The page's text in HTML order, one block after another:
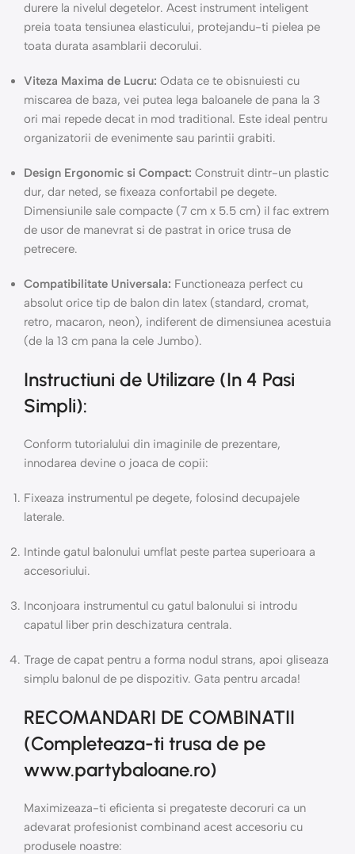
durere la nivelul degetelor. Acest instrument inteligent
preia toata tensiunea elasticului, protejandu-ti pielea pe
toata durata asamblarii decorului.
Viteza Maxima de Lucru: Odata ce te obisnuiesti cu
miscarea de baza, vei putea lega baloanele de pana la 3
ori mai repede decat in mod traditional. Este ideal pentru
organizatorii de evenimente sau parintii grabiti.
Design Ergonomic si Compact: Construit dintr-un plastic
dur, dar neted, se fixeaza confortabil pe degete.
Dimensiunile sale compacte (7 cm x 5.5 cm) il fac extrem
de usor de manevrat si de pastrat in orice trusa de
petrecere.
Compatibilitate Universala: Functioneaza perfect cu
absolut orice tip de balon din latex (standard, cromat,
retro, macaron, neon), indiferent de dimensiunea acestuia
(de la 13 cm pana la cele Jumbo).
Instructiuni de Utilizare (In 4 Pasi
Simpli):
Conform tutorialului din imaginile de prezentare,
innodarea devine o joaca de copii:
Fixeaza instrumentul pe degete, folosind decupajele
laterale.
Intinde gatul balonului umflat peste partea superioara a
accesoriului.
Inconjoara instrumentul cu gatul balonului si introdu
capatul liber prin deschizatura centrala.
Trage de capat pentru a forma nodul strans, apoi gliseaza
simplu balonul de pe dispozitiv. Gata pentru arcada!
RECOMANDARI DE COMBINATII
(Completeaza-ti trusa de pe
www.partybaloane.ro)
Maximizeaza-ti eficienta si pregateste decoruri ca un
adevarat profesionist combinand acest accesoriu cu
produsele noastre: